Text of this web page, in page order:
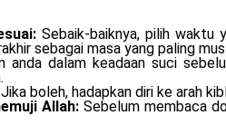
Sebaik-baiknya, pilih waktu
sebagai masa yang paling
anda dalam keadaan suci
Jika boleh, hadapkan diri ke arah
Allah: Sebelum membaca